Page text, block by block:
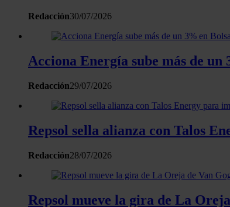
Redacción30/07/2026
Acciona Energía sube más de
Redacción29/07/2026
Repsol sella alianza con Talos
Redacción28/07/2026
Repsol mueve la gira de La